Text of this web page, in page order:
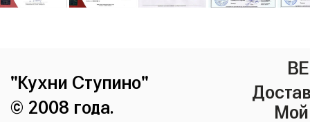
"Кухни Ступино"
© 2008 года.